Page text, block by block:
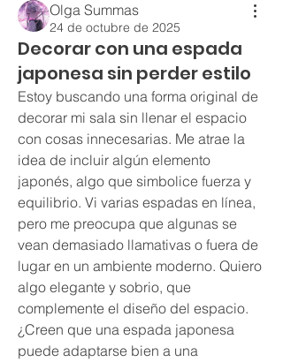
Olga Summas
24 de octubre de 2025
Decorar con una espada
japonesa sin perder estilo
Estoy buscando una forma original de
decorar mi sala sin llenar el espacio
con cosas innecesarias. Me atrae la
idea de incluir algún elemento
japonés, algo que simbolice fuerza y
equilibrio. Vi varias espadas en línea,
pero me preocupa que algunas se
vean demasiado llamativas o fuera de
lugar en un ambiente moderno. Quiero
algo elegante y sobrio, que
complemente el diseño del espacio.
¿Creen que una espada japonesa
puede adaptarse bien a una